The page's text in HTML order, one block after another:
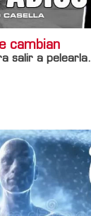
cambian
salir a pelearla.